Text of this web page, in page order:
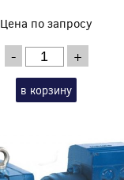
Цена по запросу
- +
в корзину